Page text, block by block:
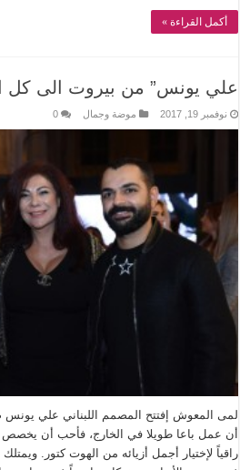
أكمل القراءة »
علي يونس” من بيروت الى كل
نوفمبر 19, 2017 موضة وجمال 0
لمى المعوش إفتتح المصمم اللبناني علي
أن عمل باعا طويلا في الخارج، فأحب أن يخصص
راقياً لإختيار أجمل أزيائه من الهوت كتور.